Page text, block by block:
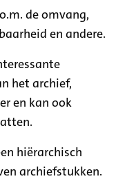
de omvang,
en andere.
het archief,
en kan ook
hiërarchisch
archiefstukken.